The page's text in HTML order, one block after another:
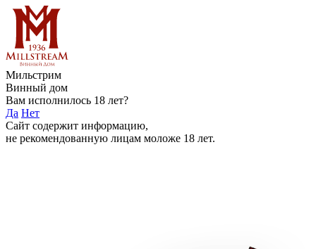
Мильстрим
Винный дом
Вам исполнилось 18 лет?
Да Нет
Сайт содержит информацию,
не рекомендованную лицам моложе 18 лет.